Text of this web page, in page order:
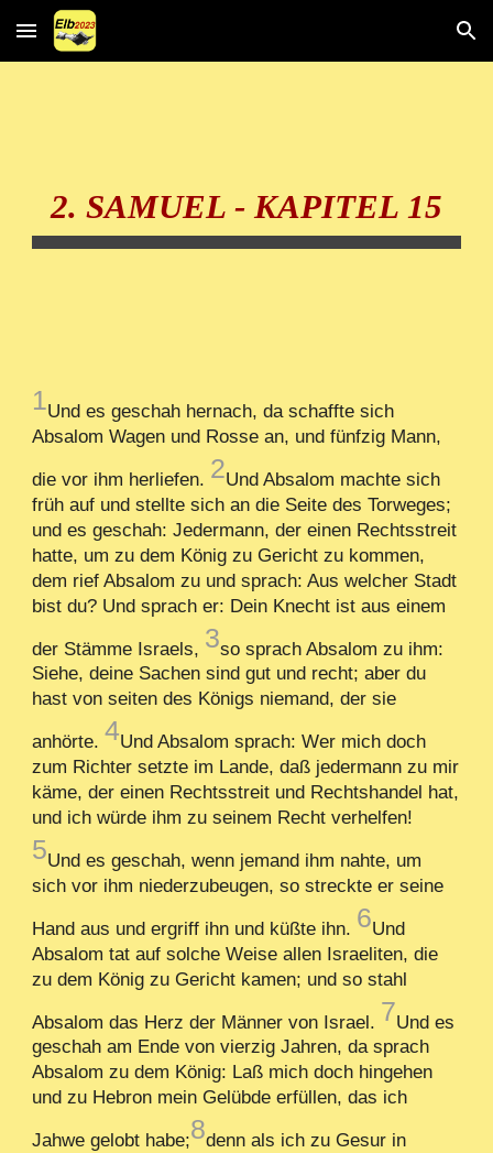
Skip to main content Skip to navigation
2. SAMUEL - KAPITEL 15
1Und es geschah hernach, da schaffte sich
Absalom Wagen und Rosse an, und fünfzig Mann,
die vor ihm herliefen. 2Und Absalom machte sich
früh auf und stellte sich an die Seite des Torweges;
und es geschah: Jedermann, der einen Rechtsstreit
hatte, um zu dem König zu Gericht zu kommen,
dem rief Absalom zu und sprach: Aus welcher Stadt
bist du? Und sprach er: Dein Knecht ist aus einem
der Stämme Israels, 3so sprach Absalom zu ihm:
Siehe, deine Sachen sind gut und recht; aber du
hast von seiten des Königs niemand, der sie
anhörte.4Und Absalom sprach: Wer mich doch
zum Richter setzte im Lande, daß jedermann zu mir
käme, der einen Rechtsstreit und Rechtshandel hat,
und ich würde ihm zu seinem Recht verhelfen!
5Und es geschah, wenn jemand ihm nahte, um
sich vor ihm niederzubeugen, so streckte er seine
Hand aus und ergriff ihn und küßte ihn. 6Und
Absalom tat auf solche Weise allen Israeliten, die
zu dem König zu Gericht kamen; und so stahl
Absalom das Herz der Männer von Israel. 7Und es
geschah am Ende von vierzig Jahren, da sprach
Absalom zu dem König: Laß mich doch hingehen
und zu Hebron mein Gelübde erfüllen, das ich
Jahwe gelobt habe;8denn als ich zu Gesur in